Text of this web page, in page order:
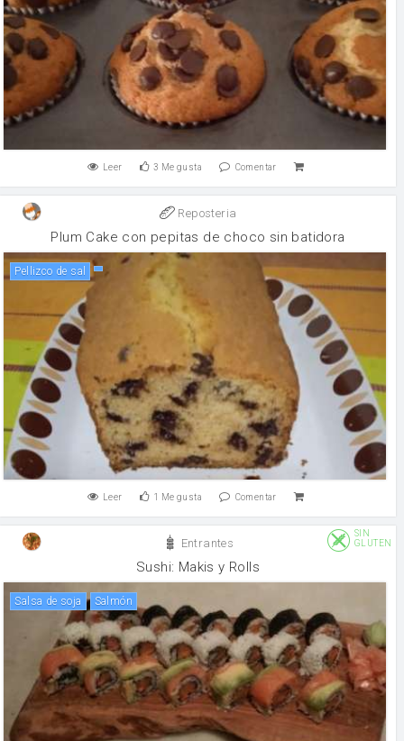
Leer 3 Me gusta Comentar
Reposteria
Plum Cake con pepitas de choco sin batidora
Pellizco de sal
Leer 1 Me gusta Comentar
Entrantes
SIN
GLUTEN
Sushi: Makis y Rolls
salsa de soja salmón